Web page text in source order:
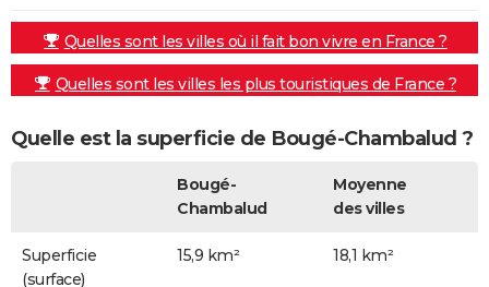
Quelles sont les villes où il fait bon vivre en France ?
Quelles sont les villes les plus touristiques de France ?
Quelle est la superficie de Bougé-Chambalud ?
Bougé-
Chambalud
Moyenne
des villes
Superficie
(surface)
15,9 km² 18,1 km²